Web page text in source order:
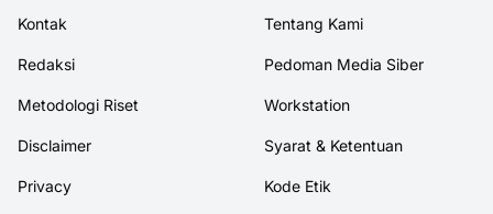
Kontak Tentang Kami
Redaksi Pedoman Media Siber
Metodologi Riset Workstation
Disclaimer Syarat & Ketentuan
Privacy Kode Etik